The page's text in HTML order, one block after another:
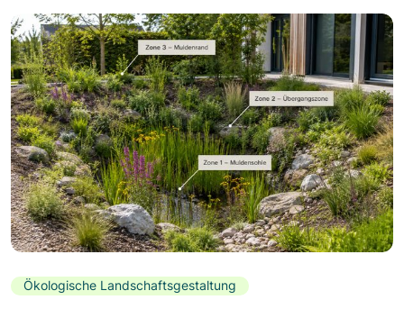
Ökologische Landschaftsgestaltung